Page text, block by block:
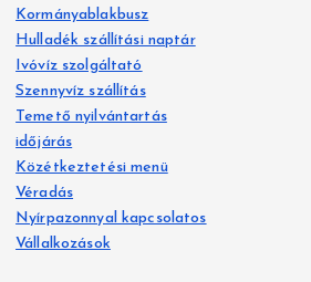
é
s
:
Kormányablakbusz
Hulladék szállítási naptár
Ivóvíz szolgáltató
Szennyvíz szállítás
Temető nyilvántartás
időjárás
Közétkeztetési menü
Véradás
Nyírpazonnyal kapcsolatos
Vállalkozások